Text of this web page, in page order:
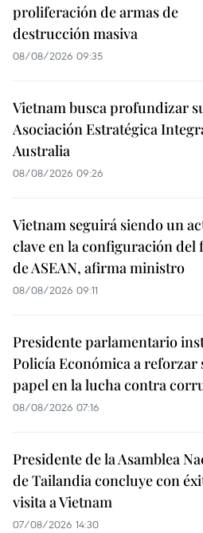
proliferación de armas de
destrucción masiva
08/08/2026 09:35
Vietnam busca profundizar
Asociación Estratégica
Australia
08/08/2026 09:26
Vietnam seguirá siendo un
clave en la configuración del
de ASEAN, afirma ministro
08/08/2026 09:11
Presidente parlamentario
Policía Económica a reforzar
papel en la lucha contra
08/08/2026 07:16
Presidente de la Asamblea
de Tailandia concluye con
visita a Vietnam
07/08/2026 14:30